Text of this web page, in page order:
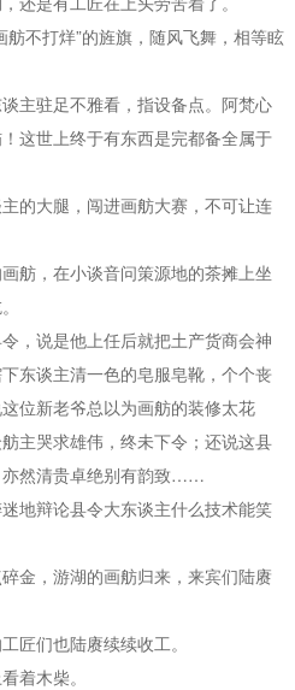
不打烊”的旌旗，随风飞舞，相等眩
主驻足不雅看，指设备点。阿梵心
这世上终于有东西是完都备全属于
的大腿，闯进画舫大赛，不可让连
舫，在小谈音问策源地的茶摊上坐
，说是他上任后就把土产货商会神
东谈主清一色的皂服皂靴，个个丧
位新老爷总以为画舫的装修太花
主哭求雄伟，终未下令；还说这县
亦然清贵卓绝别有韵致……
地辩论县令大东谈主什么技术能笑
金，游湖的画舫归来，来宾们陆赓
匠们也陆赓续续收工。
着木柴。